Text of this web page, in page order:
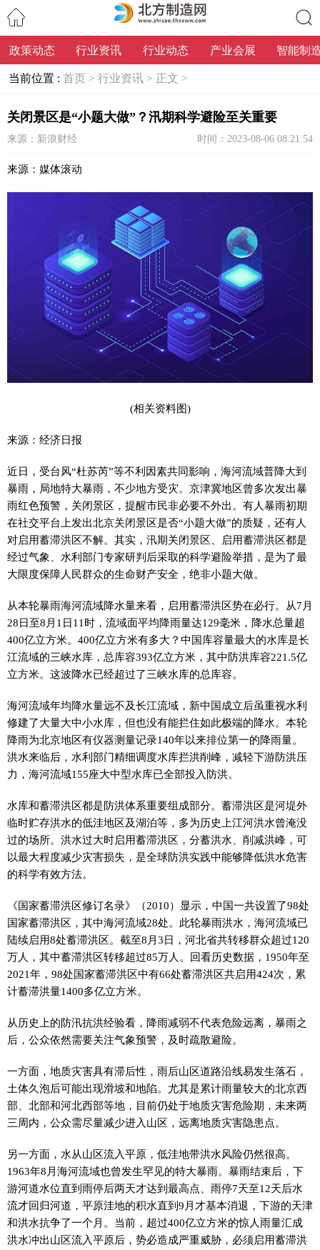
搜索
政策动态 行业资讯 行业动态 产业会展 智能制
当前位置 : 首页 > 行业资讯 > 正文 >
关闭景区是“小题大做”？汛期科学避险至关重要
来源：新浪财经 时间：2023-08-06 08:21:54
来源：媒体滚动
(相关资料图)
来源：经济日报
近日，受台风“杜苏芮”等不利因素共同影响，海河流域普降大到
暴雨，局地特大暴雨，不少地方受灾。京津冀地区曾多次发出暴
雨红色预警，关闭景区，提醒市民非必要不外出。有人暴雨初期
在社交平台上发出北京关闭景区是否“小题大做”的质疑，还有人
对启用蓄滞洪区不解。其实，汛期关闭景区、启用蓄滞洪区都是
经过气象、水利部门专家研判后采取的科学避险举措，是为了最
大限度保障人民群众的生命财产安全，绝非小题大做。
从本轮暴雨海河流域降水量来看，启用蓄滞洪区势在必行。从7月
28日至8月1日11时，流域面平均降雨量达129毫米，降水总量超
400亿立方米。400亿立方米有多大？中国库容量最大的水库是长
江流域的三峡水库，总库容393亿立方米，其中防洪库容221.5亿
立方米。这波降水已经超过了三峡水库的总库容。
海河流域年均降水量远不及长江流域，新中国成立后虽重视水利
修建了大量大中小水库，但也没有能拦住如此极端的降水。本轮
降雨为北京地区有仪器测量记录140年以来排位第一的降雨量。
洪水来临后，水利部门精细调度水库拦洪削峰，减轻下游防洪压
力，海河流域155座大中型水库已全部投入防洪。
水库和蓄滞洪区都是防洪体系重要组成部分。蓄滞洪区是河堤外
临时贮存洪水的低洼地区及湖泊等，多为历史上江河洪水曾淹没
过的场所。洪水过大时启用蓄滞洪区，分蓄洪水、削减洪峰，可
以最大程度减少灾害损失，是全球防洪实践中能够降低洪水危害
的科学有效方法。
《国家蓄滞洪区修订名录》（2010）显示，中国一共设置了98处
国家蓄滞洪区，其中海河流域28处。此轮暴雨洪水，海河流域已
陆续启用8处蓄滞洪区。截至8月3日，河北省共转移群众超过120
万人，其中蓄滞洪区转移超过85万人。回看历史数据，1950年至
2021年，98处国家蓄滞洪区中有66处蓄滞洪区共启用424次，累
计蓄滞洪量1400多亿立方米。
从历史上的防汛抗洪经验看，降雨减弱不代表危险远离，暴雨之
后，公众依然需要关注气象预警，及时疏散避险。
一方面，地质灾害具有滞后性，雨后山区道路沿线易发生落石，
土体久泡后可能出现滑坡和地陷。尤其是累计雨量较大的北京西
部、北部和河北西部等地，目前仍处于地质灾害危险期，未来两
三周内，公众需尽量减少进入山区，远离地质灾害隐患点。
另一方面，水从山区流入平原，低洼地带洪水风险仍然很高。
1963年8月海河流域也曾发生罕见的特大暴雨。暴雨结束后，下
游河道水位直到雨停后两天才达到最高点、雨停7天至12天后水
流才回归河道，平原洼地的积水直到9月才基本消退，下游的天津
和洪水抗争了一个月。当前，超过400亿立方米的惊人雨量汇成
洪水冲出山区流入平原后，势必造成严重威胁，必须启用蓄滞洪